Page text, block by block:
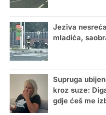
Jeziva
mladića,
Supruga
kroz suze:
gdje ćeš me